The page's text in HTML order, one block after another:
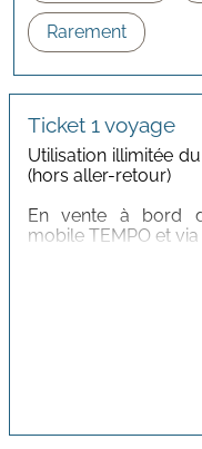
Ticket 1 voyage
Utilisation illimitée
(hors aller-retour)
En vente à bord
mobile TEMPO et via